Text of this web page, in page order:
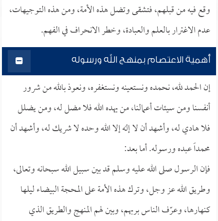
وقع فيه من قبلهم، فتشقى وتضل هذه الأمة، ومن هذه التوجيهات،
عدم الاغترار بالعلم والعبادة، وخطر الانحراف في الفهم.
أهمية الاعتصام بمنهج الله ورسوله
إن الحمد لله، نحمده ونستعينه ونستغفره، ونعوذ بالله من شرور
أنفسنا ومن سيئات أعمالنا، من يهده الله فلا مضل له، ومن يضلل
فلا هادي له، وأشهد أن لا إله إلا الله وحده لا شريك له، وأشهد أن
محمداً عبده ورسوله. أما بعد:
فإن الرسول صلى الله عليه وسلم قد بين سبيل الله سبحانه وتعالى،
وطريق الله عز وجل، وترك هذه الأمة على المحجة البيضاء ليلها
كنهارها، وعرّف الناس بربهم، وبين لهم المنهج والطريق الذي